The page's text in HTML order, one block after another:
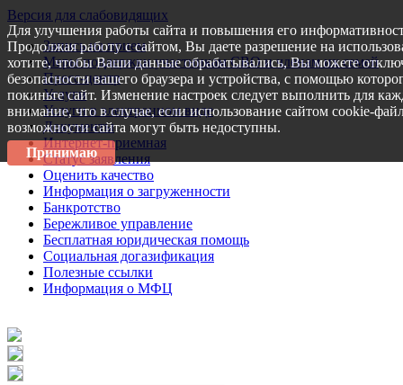
Версия для слабовидящих
Запись на прием
Меры поддержки участникам СВО и членам их семей
Пресс-центр
Услуги
Услуги в электронном виде
Документы
Интернет-приемная
Статус заявления
Оценить качество
Информация о загруженности
Банкротство
Бережливое управление
Бесплатная юридическая помощь
Социальная догазификация
Полезные ссылки
Информация о МФЦ
Для улучшения работы сайта и повышения его
Продолжая работу с сайтом, Вы даете разрешение на
хотите, чтобы Ваши данные обрабатывались, Вы можете
безопасности вашего браузера и устройства, с помощью
покиньте сайт. Изменение настроек следует выполнить для
внимание, что в случае, если использование сайтом cookie-
возможности сайта могут быть недоступны.
Принимаю